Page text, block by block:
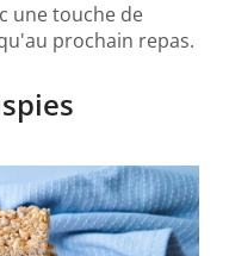
une touche de
prochain repas.